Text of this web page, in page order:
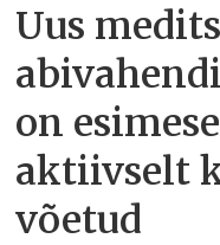
Uus
on
aktiivselt
võetud